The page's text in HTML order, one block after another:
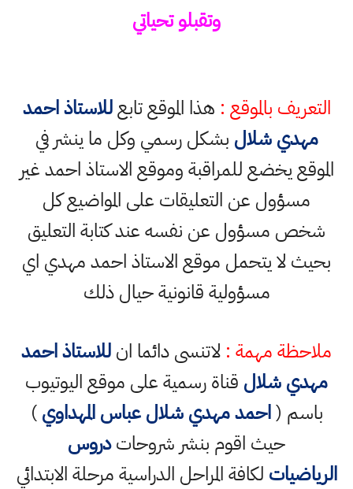
وتقبلو تحياتي
التعريف بالموقع : هذا الموقع تابعللاستاذ احمد
مهدي شلال بشكل رسمي وكل ما ينشر في
الموقع يخضع للمراقبة وموقع الاستاذ احمد غير
مسؤول عن التعليقات على المواضيع كل
شخص مسؤول عن نفسه عند كتابة التعليق
بحيث لا يتحمل موقع الاستاذ احمد مهدي اي
مسؤولية قانونية حيال ذلك
ملاحظة مهمة : لاتنسى دائما انللاستاذ احمد
مهدي شلال قناة رسمية على موقع اليوتيوب
باسم (احمد مهدي شلال عباس المهداوي)
حيث اقوم بنشر شروحاتدروس
الرياضيات لكافة المراحل الدراسية مرحلة الابتدائي